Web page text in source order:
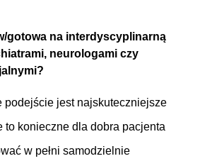
gotowa na interdyscyplinarną
neurologami czy
podejście jest najskuteczniejsze
to konieczne dla dobra pacjenta
w pełni samodzielnie